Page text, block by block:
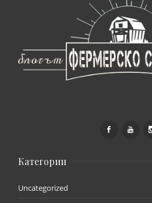
Категории
Uncategorized